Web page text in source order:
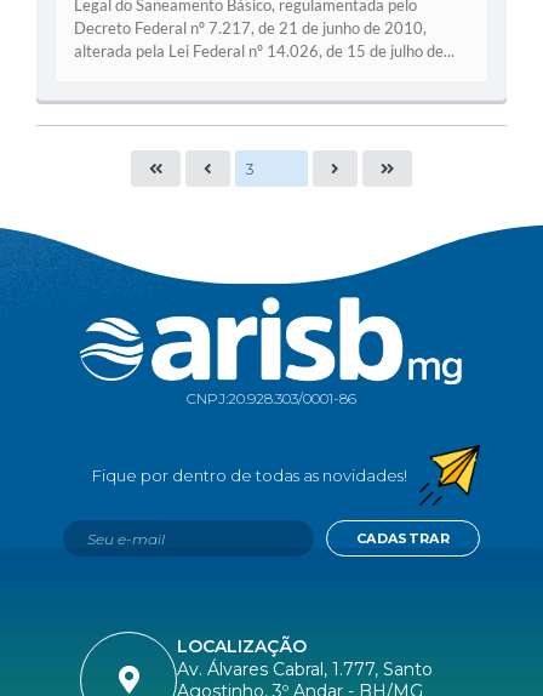
Legal do Saneamento Básico, regulamentada pelo
Decreto Federal nº 7.217, de 21 de junho de 2010,
alterada pela Lei Federal nº 14.026, de 15 de julho de...
CNPJ:20.928.303/0001-86
LOCALIZAÇÃO
Av. Álvares Cabral, 1.777, Santo
Agostinho, 3º Andar - BH/MG
CADASTRAR